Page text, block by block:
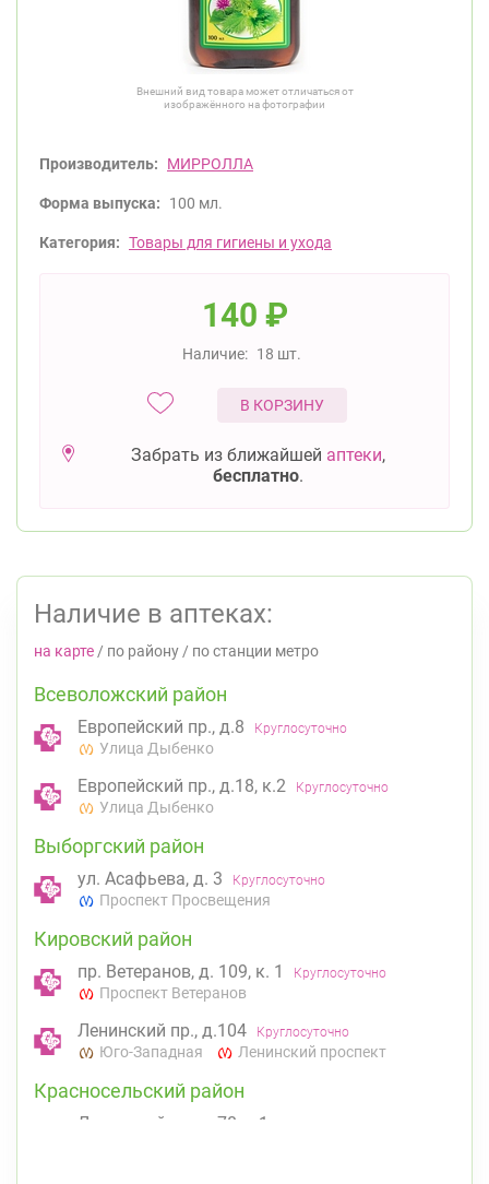
Внешний вид товара может отличаться от
изображённого на фотографии
Производитель: МИРРОЛЛА
Форма выпуска: 100 мл.
Категория: Товары для гигиены и ухода
140 ₽
Наличие: 18 шт.
В КОРЗИНУ
Забрать из ближайшей аптеки,
бесплатно.
Наличие в аптеках:
на карте / по району / по станции метро
Всеволожский район
Европейский пр., д.8 Круглосуточно
Улица Дыбенко
Европейский пр., д.18, к.2 Круглосуточно
Улица Дыбенко
Выборгский район
ул. Асафьева, д. 3 Круглосуточно
Проспект Просвещения
Кировский район
пр. Ветеранов, д. 109, к. 1 Круглосуточно
Проспект Ветеранов
Ленинский пр., д.104 Круглосуточно
Юго-Западная Ленинский проспект
Красносельский район
Ленинский пр., д.78, к.1